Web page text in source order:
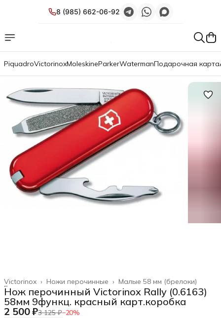
8 (985) 662-06-92
PiquadroVictorinoxMoleskineParkerWatermanПодарочная карта
Малые 58 мм (брелоки)
Ножи перочинные ›
Victorinox ›
Главная ›
Нож перочинный Victorinox Rally (0.6163)
58мм 9функц. красный карт.коробка
2 500 ₽3 125 ₽−20%